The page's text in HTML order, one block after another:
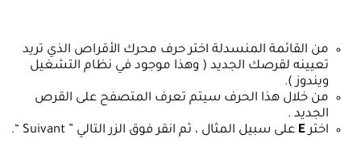
من القائمة المنسدلة اختر حرف محرك الأقراص الذي تريد
تعيينه لقرصك الجديد ( وهذا موجود في نظام التشغيل
ويندوز ).
من خلال هذا الحرف سيتم تعرف المتصفح على القرص
الجديد .
اختر E على سبيل المثال ، ثم انقر فوق الزر التالي ” Suivant “.